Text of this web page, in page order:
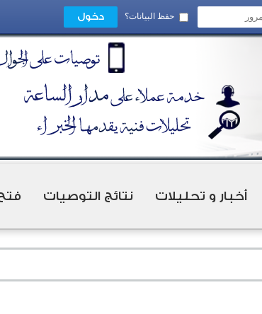
حفظ البيانات؟
أخبار و تحليلات نتائج التوصيات